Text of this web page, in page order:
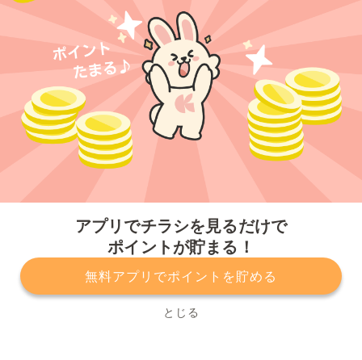
アプリでチラシを見るだけで
ポイントが貯まる！
無料アプリでポイントを貯める
とじる
プライバシーポリシー 利用規約
運営会社
サービスに関してのお問い合わせ